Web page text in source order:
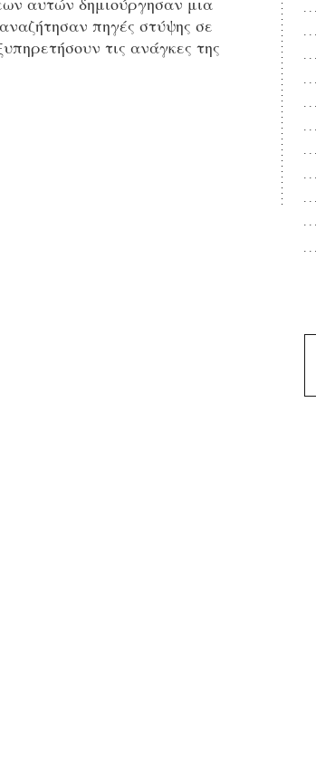
πηγές στύψης σε
τις ανάγκες της